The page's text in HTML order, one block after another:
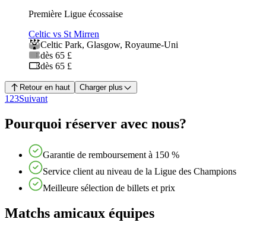
Première Ligue écossaise
Celtic vs St Mirren
Celtic Park, Glasgow, Royaume-Uni
dès 65 £
dès 65 £
Retour en haut Charger plus
1 23Suivant
Pourquoi réserver avec nous?
Garantie de remboursement à 150 %
Service client au niveau de la Ligue des Champions
Meilleure sélection de billets et prix
Matchs amicaux équipes